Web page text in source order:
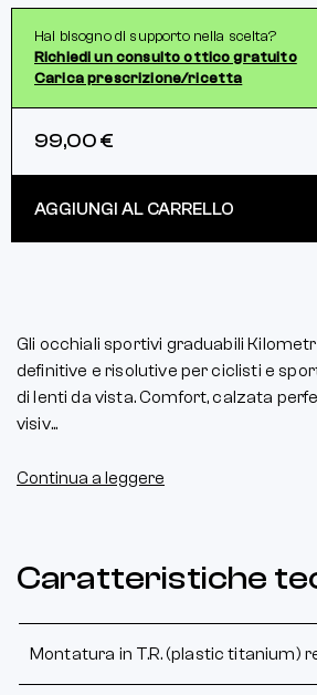
Hai bisogno di supporto nella scelta?
Richiedi un consulto ottico gratuito
Carica prescrizione/ricetta
99,00 €
AGGIUNGI AL CARRELLO
Gli occhiali sportivi graduabili
definitive e risolutive per ciclisti e
di lenti da vista. Comfort, calzata
visiv...
Continua a leggere
Caratteristiche
Montatura in T.R. (plastic titanium)